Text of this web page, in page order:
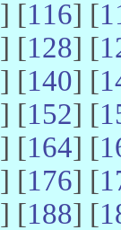
] [116] [
] [128] [
] [140] [
] [152] [
] [164] [
] [176] [
] [188] [